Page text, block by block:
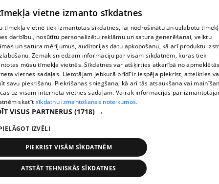
noteikumi
Komentāru pievienošana
TV programma
Līguma noteikumi
360 Ziņu kontakti
Helio Media
Portāla palīdzības dienests: e-pasts -
All rights reserved.
Ziņas Meklēt 1188 play
vietne izmanto sīkdatnes
tīmekļa vietnē tiek izmantotas sīkdatnes, lai nodrošinātu un uzlabotu
darbību., nosūtītu personalizētu reklāmu un satura ģenerēšanai, veiktu
un satura mērījumus, auditorijas datu apkopošanu, kā arī produktu
Zemāk sniedzam informāciju par visām sīkdatnēm, kuras tiek
mūsu tīmekļa vietnēs. Sīkdatnes var atšķirties atkarībā no
vietnes sadaļas. Lietotājam jebkurā brīdī ir iespēja piekrist, atteikties
savu piekrišanu. Piekrišanas sniegšana, kā arī tās atsaukšana vai
uz visām interneta vietnes sadaļām. Vairāk informācijas par
skatīt sīkdatņu izmantošanas noteikumos.
VISUS PARTNERUS (1718) →
IZVĒLI
PIEKRIST VISĀM SĪKDATNĒM
ATSTĀT TEHNISKĀS SĪKDATNES